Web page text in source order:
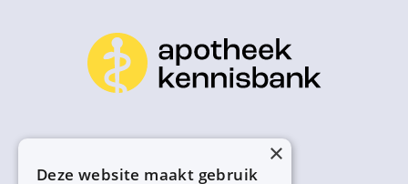
×
Deze website maakt gebruik